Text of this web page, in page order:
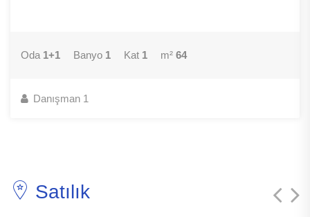
Oda 1+1 Banyo 1 Kat 1 m² 64
Danışman 1
Satılık